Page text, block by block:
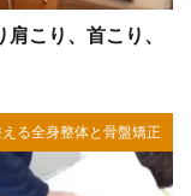
こり、首こり、
る全身整体と骨盤矯正